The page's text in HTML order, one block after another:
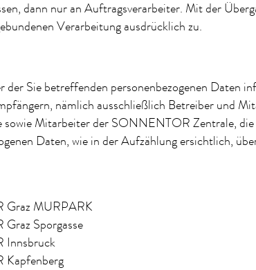
dann nur an Auftragsverarbeiter. Mit der
Verarbeitung ausdrücklich zu.
der Sie betreffenden personenbezogenen Daten
nämlich ausschließlich Betreiber und
Mitarbeiter der SONNENTOR Zentrale, die
Daten, wie in der Aufzählung ersichtlich,
MURPARK
Sporgasse
Innsbruck